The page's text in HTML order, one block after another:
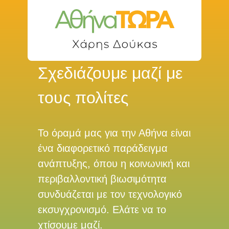
Σχεδιάζουμε μαζί με
τους πολίτες
Το όραμά μας για την Αθήνα είναι
ένα διαφορετικό παράδειγμα
ανάπτυξης, όπου η κοινωνική και
περιβαλλοντική βιωσιμότητα
συνδυάζεται με τον τεχνολογικό
εκσυγχρονισμό. Ελάτε να το
χτίσουμε μαζί.